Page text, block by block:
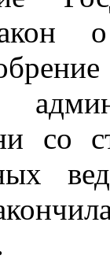
ни